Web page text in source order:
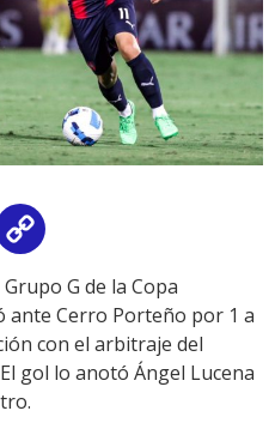
Link
G de la Copa
ante Cerro Porteño por 1 a
con el arbitraje del
gol lo anotó Ángel Lucena